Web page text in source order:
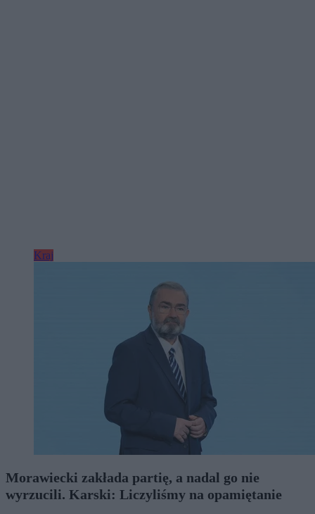
Kraj
Morawiecki zakłada partię, a nadal go nie
wyrzucili. Karski: Liczyliśmy na opamiętanie